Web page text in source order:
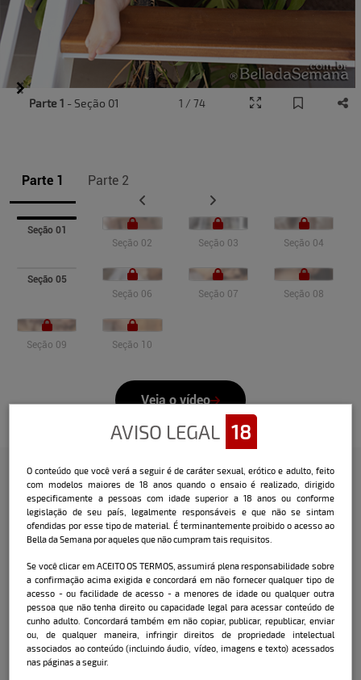
Parte 1 Parte 2
Seção 01
Seção 02
Seção 03 Seção 04
Seção 05
Seção 06
Seção 07 Seção 08
Seção 09 Seção 10
Veja o vídeo
Item Parte 1 - Seção 01 1 / 74
Confira a entrevista que o Bella
fez com a modelo:
Data e local de nascimento:14/09/2001 -
Marília / SP
Cidade onde mora atualmente:
Florianópolis / SC
AVISO LEGAL 18
O conteúdo que você verá a seguir é de caráter sexual, erótico e adulto, feito
com modelos maiores de 18 anos quando o ensaio é realizado, dirigido
especificamente a pessoas com idade superior a 18 anos ou conforme
legislação de seu país, legalmente responsáveis e que não se sintam
ofendidas por esse tipo de material. É terminantemente proibido o acesso ao
Bella da Semana por aqueles que não cumpram tais requisitos.
Se você clicar em ACEITO OS TERMOS, assumirá plena responsabilidade sobre
a confirmação acima exigida e concordará em não fornecer qualquer tipo de
acesso - ou facilidade de acesso - a menores de idade ou qualquer outra
pessoa que não tenha direito ou capacidade legal para acessar conteúdo de
cunho adulto. Concordará também em não copiar, publicar, republicar, enviar
ou, de qualquer maneira, infringir direitos de propriedade intelectual
associados ao conteúdo (incluindo áudio, vídeo, imagens e texto) acessados
nas páginas a seguir.